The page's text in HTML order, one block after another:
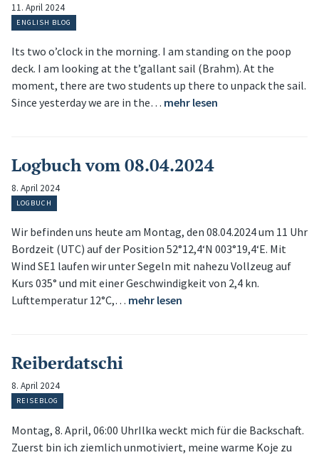
11. April 2024
ENGLISH BLOG
Its two o’clock in the morning. I am standing on the poop
deck. I am looking at the t’gallant sail (Brahm). At the
moment, there are two students up there to unpack the sail.
Since yesterday we are in the… mehr lesen
Logbuch vom 08.04.2024
8. April 2024
LOGBUCH
Wir befinden uns heute am Montag, den 08.04.2024 um 11 Uhr
Bordzeit (UTC) auf der Position 52°12,4‘N 003°19,4‘E. Mit
Wind SE1 laufen wir unter Segeln mit nahezu Vollzeug auf
Kurs 035° und mit einer Geschwindigkeit von 2,4 kn.
Lufttemperatur 12°C,… mehr lesen
Reiberdatschi
8. April 2024
REISEBLOG
Montag, 8. April, 06:00 UhrIlka weckt mich für die Backschaft.
Zuerst bin ich ziemlich unmotiviert, meine warme Koje zu